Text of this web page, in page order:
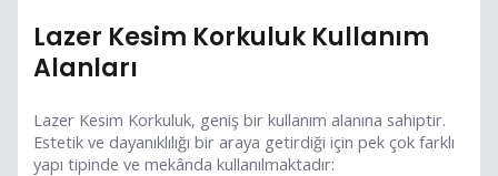
Lazer Kesim Korkuluk Kullanım
Alanları
Lazer Kesim Korkuluk, geniş bir kullanım alanına sahiptir.
Estetik ve dayanıklılığı bir araya getirdiği için pek çok farklı
yapı tipinde ve mekânda kullanılmaktadır: